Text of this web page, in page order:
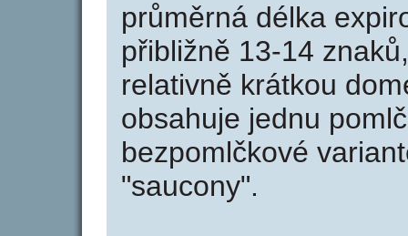
průměrná délka
přibližně 13-14
relativně krátkou
obsahuje jednu
bezpomlčkové
"saucony".